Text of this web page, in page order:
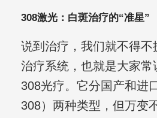
308激光：白斑治疗的“准星”
说到治疗，我们就不得不
治疗系统，也就是大家常
308光疗。它分国产和进
308）两种类型，但万变